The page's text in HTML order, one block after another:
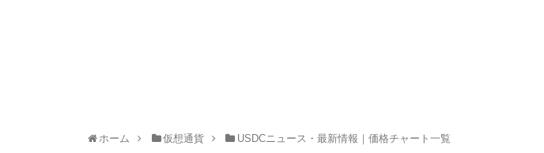
ホーム 仮想通貨 USDCニュース・最新情報｜価格チャート一覧